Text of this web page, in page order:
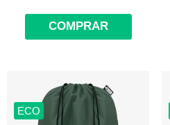
COMPRAR
ECO